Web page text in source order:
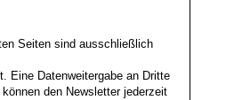
Seiten sind ausschließlich
Eine Datenweitergabe an Dritte
den Newsletter jederzeit